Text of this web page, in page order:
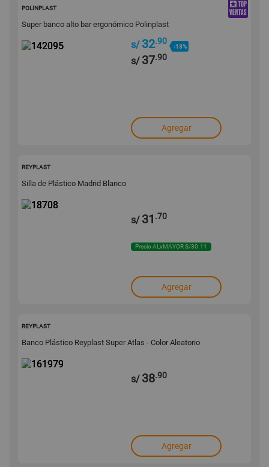
POLINPLAST
Super banco alto bar ergonómico Polinplast
s/ 32.90
-13%
s/ 37.90
Agregar
REYPLAST
Silla de Plástico Madrid Blanco
s/ 31 .70
Precio ALxMAYOR S/30.11
Agregar
REYPLAST
Banco Plástico Reyplast Super Atlas - Color Aleatorio
s/ 38.90
Agregar